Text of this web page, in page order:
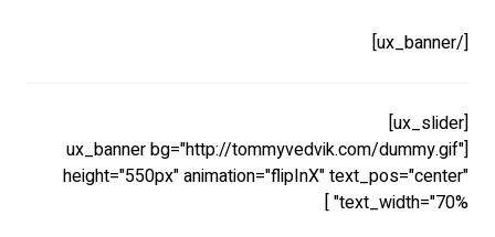
[/ux_banner]
[ux_slider]
[ux_banner bg="http://tommyvedvik.com/dummy.gif"
height="550px" animation="flipInX" text_pos="center"
text_width="70%" ]